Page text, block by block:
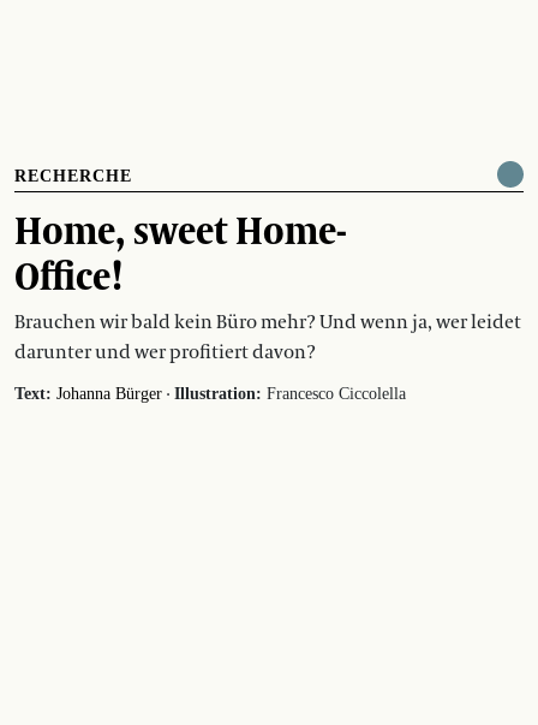
RECHERCHE
Home, sweet Home-
Office!
Brauchen wir bald kein Büro mehr? Und wenn ja, wer leidet
darunter und wer profitiert davon?
Text: Johanna Bürger · Illustration: Francesco Ciccolella